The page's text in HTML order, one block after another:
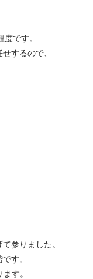
です。
するので、
参りました。
す。
す。